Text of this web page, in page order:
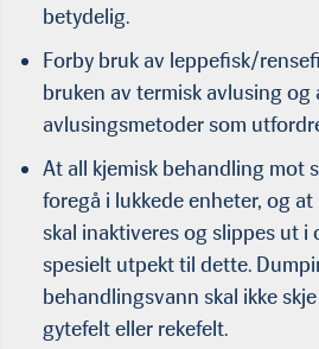
betydelig.
Forby bruk av leppefisk/
bruken av termisk avlusing og
avlusingsmetoder som
At all kjemisk behandling mot
foregå i lukkede enheter, og
skal inaktiveres og slippes ut i
spesielt utpekt til dette.
behandlingsvann skal ikke
gytefelt eller rekefelt.